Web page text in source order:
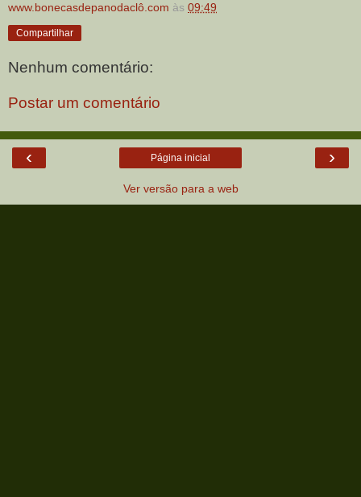
www.bonecasdepanodaclô.com às 09:49
Compartilhar
Nenhum comentário:
Postar um comentário
‹ ›
Página inicial
Ver versão para a web